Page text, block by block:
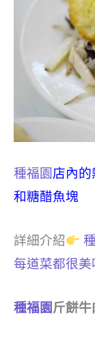
種福園店內的
和糖醋魚塊
詳細介紹
每道菜都很
種福園斤餅牛